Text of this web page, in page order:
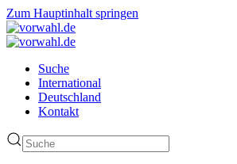
Zum Hauptinhalt springen
Suche
International
Deutschland
Kontakt